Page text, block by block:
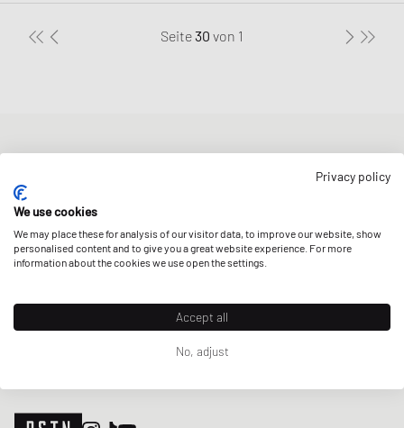
Seite 30 von 1
Erhalte 5% Welcome-Rabatt und die neusten BSTN-Updates zu
Raffles & New Arrivals. Registriere dich jetzt!
E-Mail-Adresse
JETZT ANMELDEN
Privacy policy
We use cookies
We may place these for analysis of our visitor data, to improve our website, show
personalised content and to give you a great website experience. For more
information about the cookies we use open the settings.
Accept all
No, adjust